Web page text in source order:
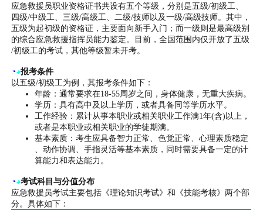
应急救援员职业资格证书共设有五个等级，分别是五级/初级工、
四级/中级工、三级/高级工、二级/技师以及一级/高级技师。其中，
五级为起初级的资格证，主要面向新手入门；而一级则是最高级别
的综合应急救援指挥员能力鉴定。目前，全国范围内仅开放了五级
/初级工的考试，其他等级暂未开考。
◔◕报考条件
以五级/初级工为例，其报考条件如下：
年龄：通常要求在18-55周岁之间，身体健康，无重大疾病。
学历：具有高中及以上学历，或者具备同等学历水平。
工作经验：累计从事本职业或相关职业工作满1年(含)以上，
或者是本职业或相关职业的学徒期满。
基本素质：考生应具备智力正常、色觉正常、心理素质稳定
、动作协调、手指灵活等基本素质，同时需要具备一定的计
算能力和表达能力。
◔◕考试科目与分值分布
应急救援员考试主要包括《理论知识考试》和《技能考核》两个部
分。具体如下：